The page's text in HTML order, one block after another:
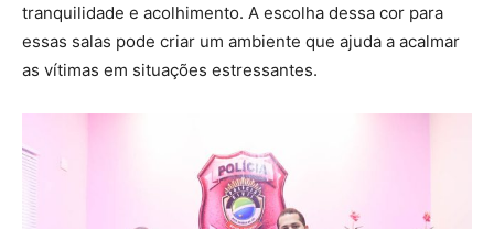
tranquilidade e acolhimento. A escolha dessa cor para
essas salas pode criar um ambiente que ajuda a acalmar
as vítimas em situações estressantes.